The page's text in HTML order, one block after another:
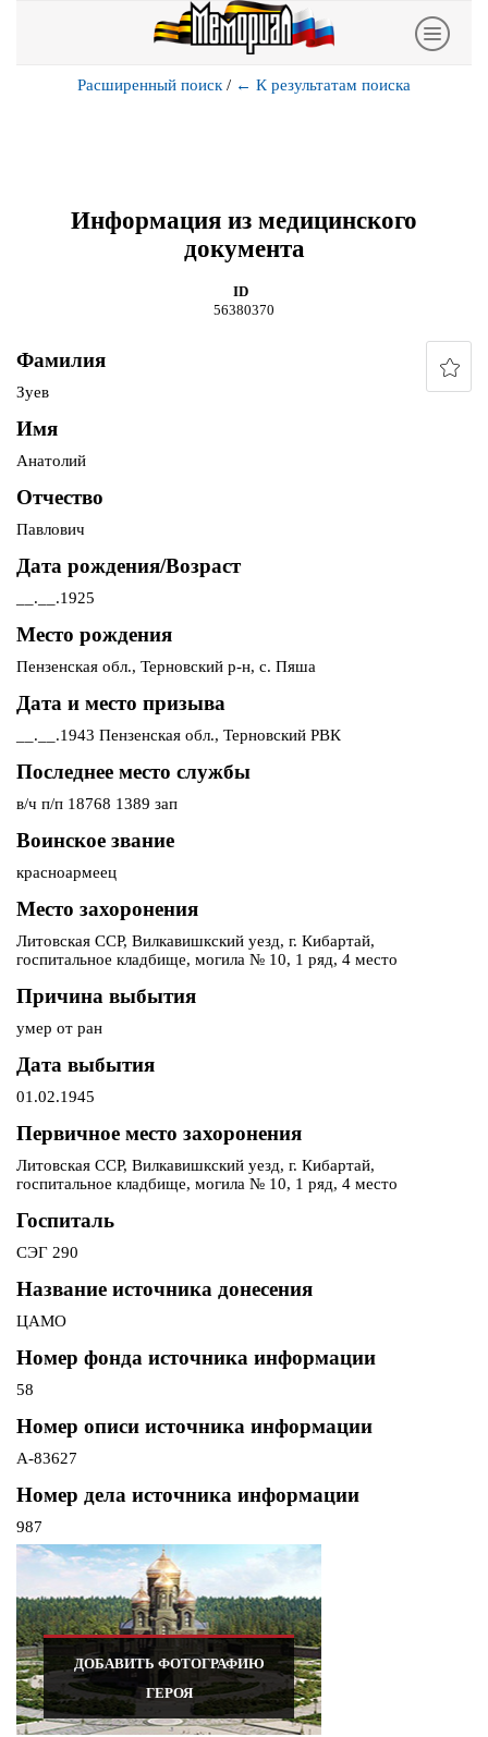
Расширенный поиск / ← К результатам поиска
Информация из медицинского
документа
ID
56380370
Фамилия
Зуев
Имя
Анатолий
Отчество
Павлович
Дата рождения/Возраст
__.__.1925
Место рождения
Пензенская обл., Терновский р-н, с. Пяша
Дата и место призыва
__.__.1943 Пензенская обл., Терновский РВК
Последнее место службы
в/ч п/п 18768 1389 зап
Воинское звание
красноармеец
Место захоронения
Литовская ССР, Вилкавишкский уезд, г. Кибартай,
госпитальное кладбище, могила № 10, 1 ряд, 4 место
Причина выбытия
умер от ран
Дата выбытия
01.02.1945
Первичное место захоронения
Литовская ССР, Вилкавишкский уезд, г. Кибартай,
госпитальное кладбище, могила № 10, 1 ряд, 4 место
Госпиталь
СЭГ 290
Название источника донесения
ЦАМО
Номер фонда источника информации
58
Номер описи источника информации
А-83627
Номер дела источника информации
987
ДОБАВИТЬ ФОТОГРАФИЮ
ГЕРОЯ